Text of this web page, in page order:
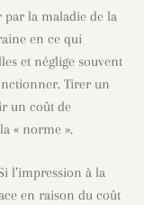
par la maladie de la
en ce qui
et néglige souvent
Tirer un
un coût de
« norme ».
l’impression à la
en raison du coût